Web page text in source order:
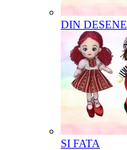
DIN DESENE
SI FATA